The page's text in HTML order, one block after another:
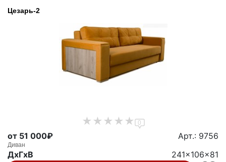
Цезарь-2
0
от 51 000₽ Арт.: 9756
Диван
ДxГxВ 241x106x81